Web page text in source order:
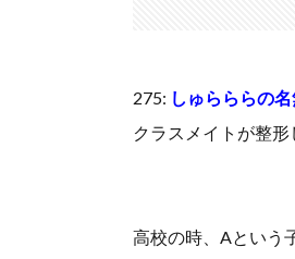
275: しゅらららの
クラスメイトが整形
高校の時、Aという